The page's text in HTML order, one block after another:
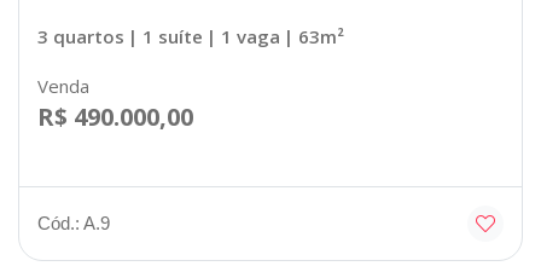
3 quartos | 1 suíte | 1 vaga | 63m²
Venda
R$ 490.000,00
Cód.: A.9